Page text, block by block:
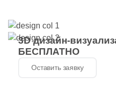
3D дизайн-
БЕСПЛАТНО
Оставить заявку